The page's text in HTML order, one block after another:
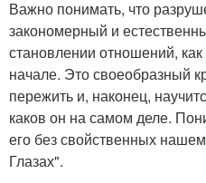
Важно понимать, что
закономерный и
становлении отношений,
начале. Это своеобразный
пережить и, наконец,
каков он на самом деле.
его без свойственных
Глазах".